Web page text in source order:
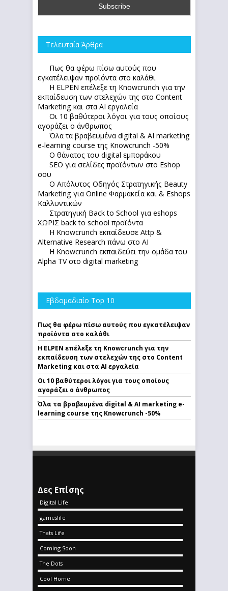
Τελευταία Άρθρα
Πως θα φέρω πίσω αυτούς που
εγκατέλειψαν προϊόντα στο καλάθι
Η ELPEN επέλεξε τη Knowcrunch για την
εκπαίδευση των στελεχών της στο Content
Marketing και στα AI εργαλεία
Οι 10 βαθύτεροι λόγοι για τους οποίους
αγοράζει ο άνθρωπος
Όλα τα βραβευμένα digital & AI marketing
e-learning course της Knowcrunch -50%
Ο θάνατος του digital εμποράκου
SEO για σελίδες προϊόντων στο Eshop
σου
Ο Απόλυτoς Οδηγός Στρατηγικής Beauty
Marketing για Online Φαρμακεία και & Eshops
Καλλυντικών
Στρατηγική Back to School για eshops
ΧΩΡΙΣ back to school προϊόντα
Η Knowcrunch εκπαίδευσε Attp &
Alternative Research πάνω στο ΑΙ
Η Knowcrunch εκπαιδεύει την ομάδα του
Alpha TV στο digital marketing
Εβδομαδιαίο Top 10
Πως θα φέρω πίσω αυτούς που εγκατέλειψαν
προϊόντα στο καλάθι
Η ELPEN επέλεξε τη Knowcrunch για την
εκπαίδευση των στελεχών της στο Content
Marketing και στα AI εργαλεία
Οι 10 βαθύτεροι λόγοι για τους οποίους
αγοράζει ο άνθρωπος
Όλα τα βραβευμένα digital & AI marketing e-
learning course της Knowcrunch -50%
Δες Επίσης
Digital Life
gameslife
Thats Life
Coming Soon
The Dots
Cool Home